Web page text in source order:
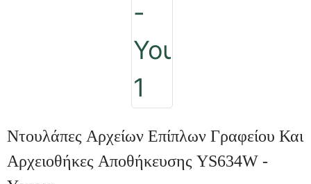
Ντουλάπες Αρχείων Επίπλων Γραφείου Και
Αρχειοθήκες Αποθήκευσης YS634W -